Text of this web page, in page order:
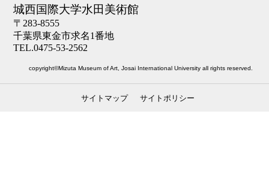
城西国際大学水田美術館
〒283-8555
千葉県東金市求名1番地
TEL.0475-53-2562
copyright©Mizuta Museum of Art, Josai International University all rights reserved.
サイトマップ サイトポリシー